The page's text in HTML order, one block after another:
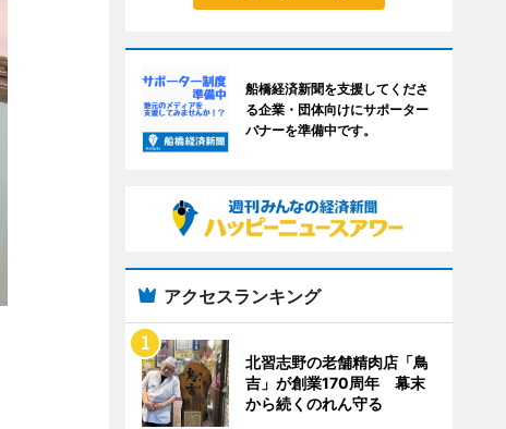
船橋経済新聞を支援してくださ
る企業・団体向けにサポーター
バナーを準備中です。
アクセスランキング
北習志野の老舗精肉店「鳥
吉」が創業170周年 幕末
から続くのれん守る